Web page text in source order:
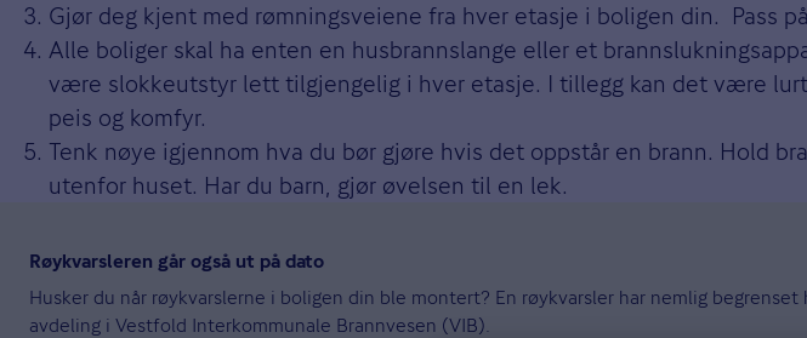
Gjør deg kjent med rømningsveiene fra hver etasje i boligen din. Pass
Alle boliger skal ha enten en husbrannslange eller et
være slokkeutstyr lett tilgjengelig i hver etasje. I tillegg kan det være
peis og komfyr.
Tenk nøye igjennom hva du bør gjøre hvis det oppstår en brann. Hold
utenfor huset. Har du barn, gjør øvelsen til en lek.
Røykvarsleren går også ut på dato
Husker du når røykvarslerne i boligen din ble montert? En røykvarsler har nemlig
avdeling i Vestfold Interkommunale Brannvesen (VIB).